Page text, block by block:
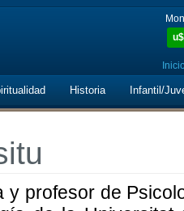
u$
Historia Infantil/
y profesor de